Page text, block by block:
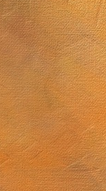
Sol. 13 de